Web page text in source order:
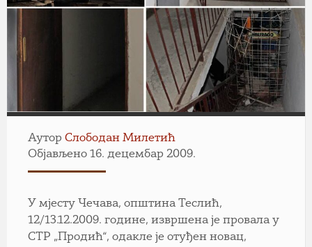
Аутор Слободан Милетић
Објављено 16. децембар 2009.
У мјесту Чечава, општина Теслић,
12/13.12.2009. године, извршена је провала у
СТР „Продић“, одакле је отуђен новац,